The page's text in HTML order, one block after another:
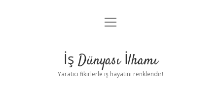
Anasayfa
Yasal Uyarı
menüyü
İş Dünyası İlhamı
Yaratıcı fikirlerle iş hayatını renklendir!